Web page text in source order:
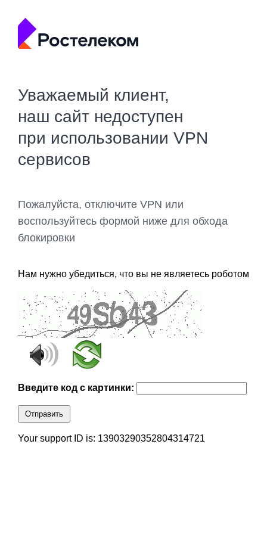
Уважаемый клиент,
наш сайт недоступен
при использовании VPN
сервисов
Пожалуйста, отключите VPN или
воспользуйтесь формой ниже для обхода
блокировки
Нам нужно убедиться, что вы не являетесь роботом
Введите код с картинки:
Отправить
Your support ID is: 13903290352804314721